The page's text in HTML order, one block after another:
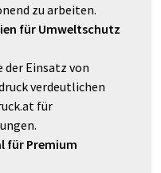
zu arbeiten.
für Umweltschutz
der Einsatz von
verdeutlichen
für
für Premium